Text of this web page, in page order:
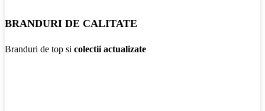
BRANDURI DE CALITATE
Branduri de top si colectii actualizate